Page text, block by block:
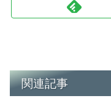
関連記事